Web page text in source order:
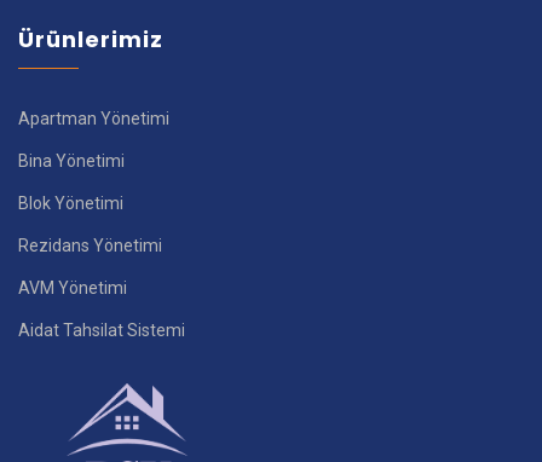
Ürünlerimiz
Apartman Yönetimi
Bina Yönetimi
Blok Yönetimi
Rezidans Yönetimi
AVM Yönetimi
Aidat Tahsilat Sistemi